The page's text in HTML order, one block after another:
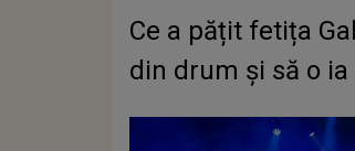
Ce a pățit fetița
din drum și să o ia